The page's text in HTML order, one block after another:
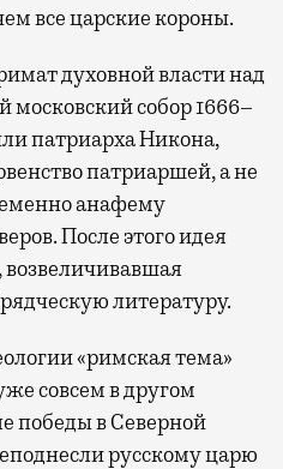
все царские короны.
духовной власти над
московский собор 1666–
патриарха Никона,
патриаршей, а не
анафему
После этого идея
литературу.
«римская тема»
совсем в другом
победы в Северной
русскому царю